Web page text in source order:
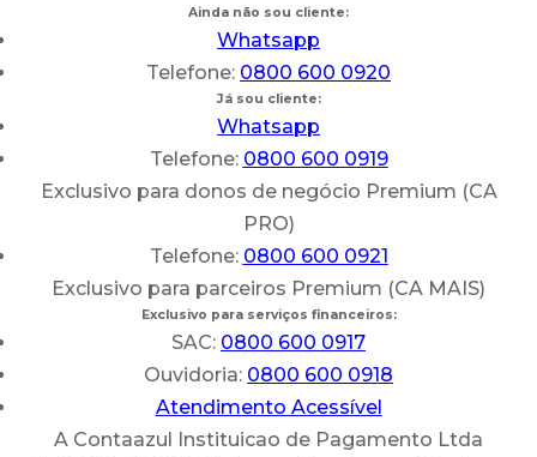
Ainda não sou cliente:
Whatsapp
Telefone: 0800 600 0920
Já sou cliente:
Whatsapp
Telefone: 0800 600 0919
Exclusivo para donos de negócio Premium (CA
PRO)
Telefone: 0800 600 0921
Exclusivo para parceiros Premium (CA MAIS)
Exclusivo para serviços financeiros:
SAC: 0800 600 0917
Ouvidoria: 0800 600 0918
Atendimento Acessível
A Contaazul Instituicao de Pagamento Ltda